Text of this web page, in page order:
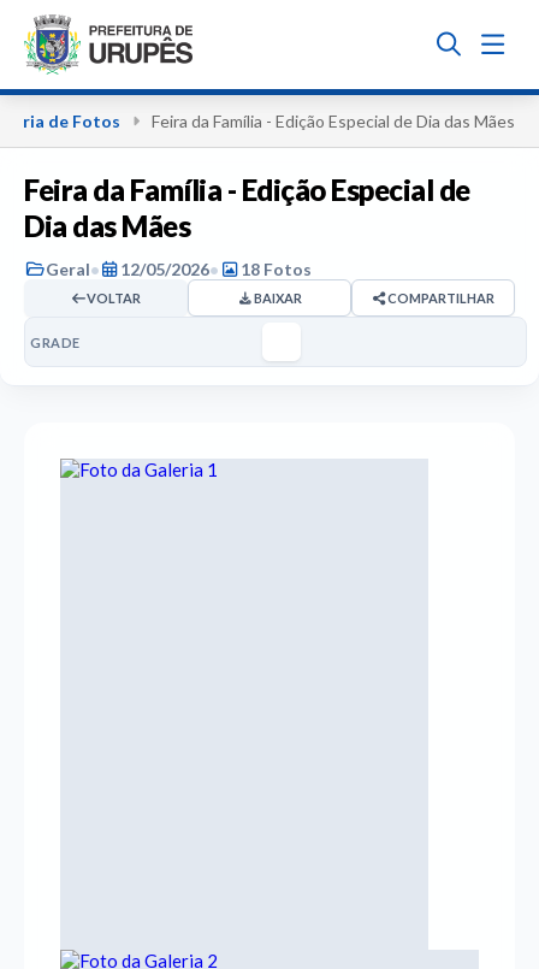
de Fotos Feira da Família - Edição Especial de Dia das Mães
Feira da Família - Edição Especial de
Dia das Mães
Geral• 12/05/2026• 18 Fotos
VOLTAR BAIXAR COMPARTILHAR
GRADE